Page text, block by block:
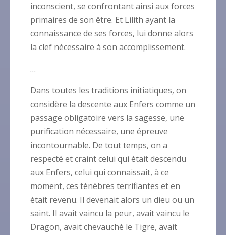
inconscient, se confrontant ainsi aux forces
primaires de son être. Et Lilith ayant la
connaissance de ses forces, lui donne alors
la clef nécessaire à son accomplissement.
…
Dans toutes les traditions initiatiques, on
considère la descente aux Enfers comme un
passage obligatoire vers la sagesse, une
purification nécessaire, une épreuve
incontournable. De tout temps, on a
respecté et craint celui qui était descendu
aux Enfers, celui qui connaissait, à ce
moment, ces ténèbres terrifiantes et en
était revenu. Il devenait alors un dieu ou un
saint. Il avait vaincu la peur, avait vaincu le
Dragon, avait chevauché le Tigre, avait